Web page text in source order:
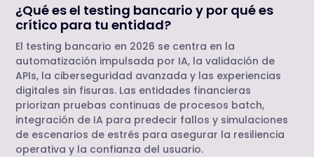
¿Qué es el testing bancario y por qué es
crítico para tu entidad?
El testing bancario en 2026 se centra en la
automatización impulsada por IA, la validación de
APIs, la ciberseguridad avanzada y las experiencias
digitales sin fisuras. Las entidades financieras
priorizan pruebas continuas de procesos batch,
integración de IA para predecir fallos y simulaciones
de escenarios de estrés para asegurar la resiliencia
operativa y la confianza del usuario.